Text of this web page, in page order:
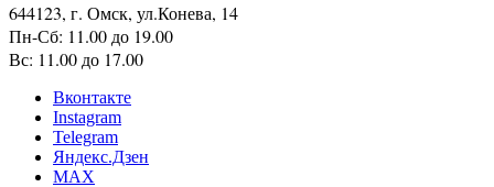
644123, г. Омск, ул.Конева, 14
Пн-Сб: 11.00 до 19.00
Вс: 11.00 до 17.00
Вконтакте
Instagram
Telegram
Яндекс.Дзен
MAX